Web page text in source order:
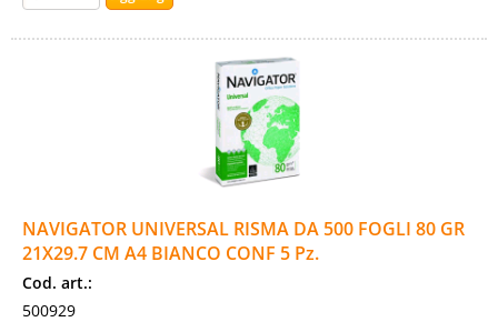
NAVIGATOR UNIVERSAL RISMA DA 500 FOGLI 80 GR
21X29.7 CM A4 BIANCO CONF 5 Pz.
Cod. art.:
500929